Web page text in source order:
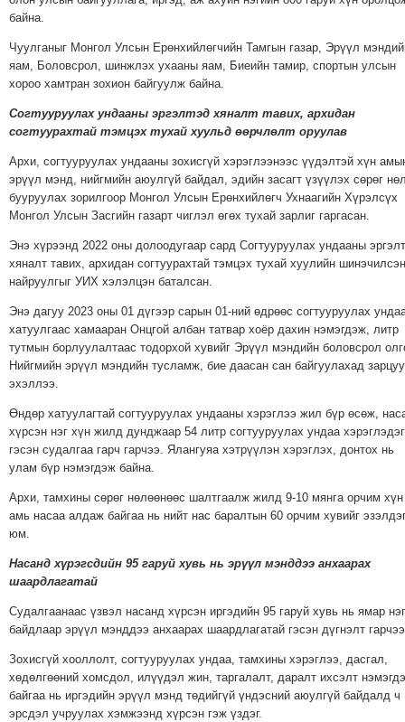
байна.
Чуулганыг Монгол Улсын Ерөнхийлөгчийн Тамгын газар, Эрүүл
яам, Боловсрол, шинжлэх ухааны яам, Биеийн тамир, спортын улсын
хороо хамтран зохион байгуулж байна.
Согтууруулах ундааны эргэлтэд хяналт тавих, архидан
согтуурахтай тэмцэх тухай хуульд өөрчлөлт оруулав
Архи, согтууруулах ундааны зохисгүй хэрэглээнээс үүдэлтэй хүн
эрүүл мэнд, нийгмийн аюулгүй байдал, эдийн засагт үзүүлэх сөрөг
бууруулах зорилгоор Монгол Улсын Ерөнхийлөгч Ухнаагийн Хүрэлсүх
Монгол Улсын Засгийн газарт чиглэл өгөх тухай зарлиг гаргасан.
Энэ хүрээнд 2022 оны долоодугаар сард Согтууруулах ундааны
хяналт тавих, архидан согтуурахтай тэмцэх тухай хуулийн шинэчилсэн
найруулгыг УИХ хэлэлцэн баталсан.
Энэ дагуу 2023 оны 01 дүгээр сарын 01-ний өдрөөс согтууруулах
хатуулгаас хамааран Онцгой албан татвар хоёр дахин нэмэгдэж, литр
тутмын борлуулалтаас тодорхой хувийг Эрүүл мэндийн боловсрол
Нийгмийн эрүүл мэндийн тусламж, бие даасан сан байгуулахад
эхэллээ.
Өндөр хатуулагтай согтууруулах ундааны хэрэглээ жил бүр өсөж,
хүрсэн нэг хүн жилд дунджаар 54 литр согтууруулах ундаа хэрэглэдэг
гэсэн судалгаа гарч гарчээ. Ялангуяа хэтрүүлэн хэрэглэх, донтох нь
улам бүр нэмэгдэж байна.
Архи, тамхины сөрөг нөлөөнөөс шалтгаалж жилд 9-10 мянга орчим хүн
амь насаа алдаж байгаа нь нийт нас баралтын 60 орчим хувийг
юм.
Насанд хүрэгсдийн 95 гаруй хувь нь эрүүл мэнддээ анхаарах
шаардлагатай
Судалгаанаас үзвэл насанд хүрсэн иргэдийн 95 гаруй хувь нь ямар нэг
байдлаар эрүүл мэнддээ анхаарах шаардлагатай гэсэн дүгнэлт
Зохисгүй хооллолт, согтууруулах ундаа, тамхины хэрэглээ, дасгал,
хөдөлгөөний хомсдол, илүүдэл жин, таргалалт, даралт ихсэлт
байгаа нь иргэдийн эрүүл мэнд төдийгүй үндэсний аюулгүй байдалд ч
эрсдэл учруулах хэмжээнд хүрсэн гэж үздэг.